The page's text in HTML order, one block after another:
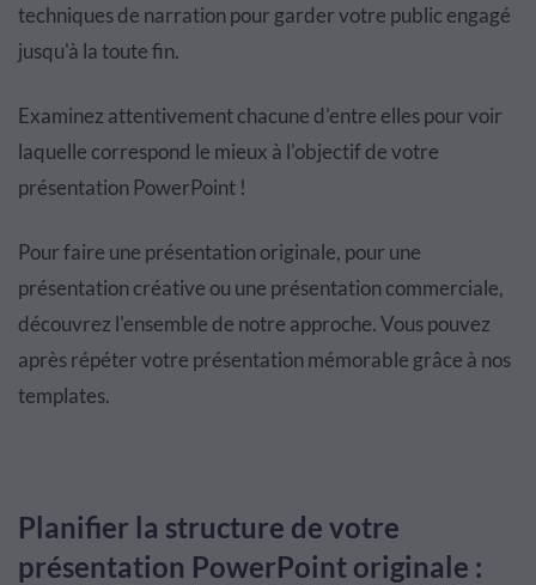
techniques de narration pour garder votre public engagé
jusqu'à la toute fin.
Examinez attentivement chacune d'entre elles pour voir
laquelle correspond le mieux à l'objectif de votre
présentation PowerPoint !
Pour faire une présentation originale, pour une
présentation créative ou une présentation commerciale,
découvrez l'ensemble de notre approche. Vous pouvez
après répéter votre présentation mémorable grâce à nos
templates.
Planifier la structure de votre
présentation PowerPoint originale :